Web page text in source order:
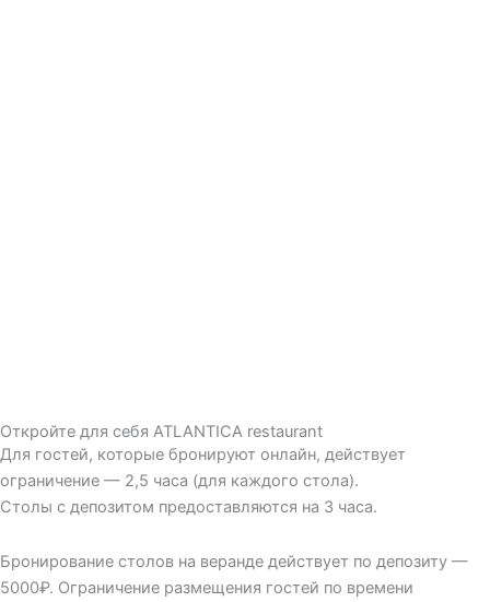
Откройте для себя ATLANTICA restaurant
Для гостей, которые бронируют онлайн, действует
ограничение — 2,5 часа (для каждого стола).
Столы с депозитом предоставляются на 3 часа.
Бронирование столов на веранде действует по депозиту —
5000₽. Ограничение размещения гостей по времени